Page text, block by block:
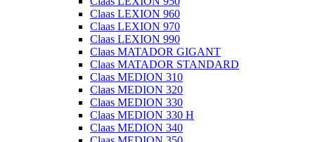
Claas LEXION 960
Claas LEXION 970
Claas LEXION 990
Claas MATADOR GIGANT
Claas MATADOR STANDARD
Claas MEDION 310
Claas MEDION 320
Claas MEDION 330
Claas MEDION 330 H
Claas MEDION 340